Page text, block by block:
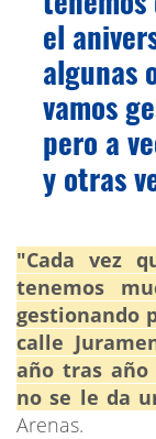
el
algunas
vamos
pero a
y otras
"Cada vez
tenemos
gestionando
calle
año tras año
no se le da
Arenas.